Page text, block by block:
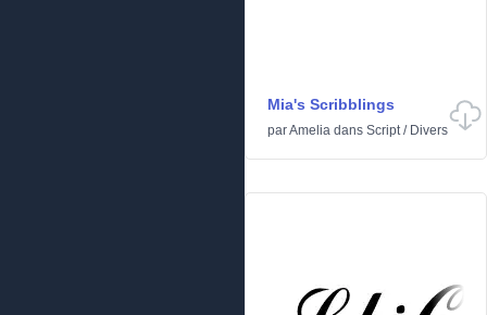
Mia's Scribblings
parAmelia dans Script/ Divers